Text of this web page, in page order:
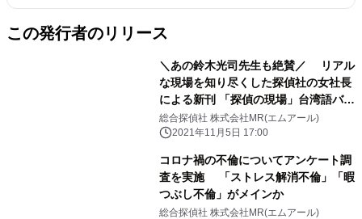
この発行者のリリース
＼あの鈴木光司先生も絶賛／ リアル
な現場を知り尽くした探偵社の女社長
による新刊 「探偵の現場」台湾語バー
ジョンが販売開始
総合探偵社 株式会社MR(エムアール)
2021年11月5日 17:00
コロナ禍の不倫についてアンケート調
査を実施 「ストレス解消不倫」「暇
つぶし不倫」がメインか
総合探偵社 株式会社MR(エムアール)